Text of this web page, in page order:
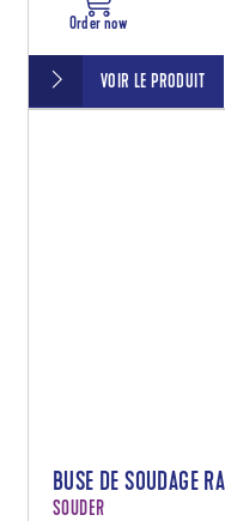
Order now
VOIR LE PRODUIT
BUSE DE SOUDAGE
SOUDER